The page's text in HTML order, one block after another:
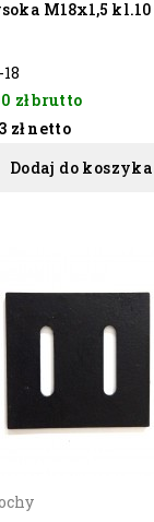
M18x1,5 kl.10
złbrutto
zł netto
Dodaj do koszyka